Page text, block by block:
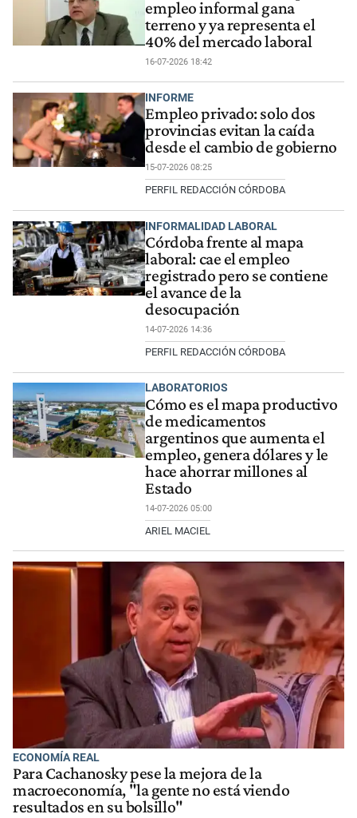
empleo informal gana
terreno y ya representa el
40% del mercado laboral
16-07-2026 18:42
INFORME
Empleo privado: solo dos
provincias evitan la caída
desde el cambio de gobierno
15-07-2026 08:25
PERFIL REDACCIÓN CÓRDOBA
INFORMALIDAD LABORAL
Córdoba frente al mapa
laboral: cae el empleo
registrado pero se contiene
el avance de la
desocupación
14-07-2026 14:36
PERFIL REDACCIÓN CÓRDOBA
LABORATORIOS
Cómo es el mapa productivo
de medicamentos
argentinos que aumenta el
empleo, genera dólares y le
hace ahorrar millones al
Estado
14-07-2026 05:00
ARIEL MACIEL
ECONOMÍA REAL
Para Cachanosky pese la mejora de la
macroeconomía, "la gente no está viendo
resultados en su bolsillo"